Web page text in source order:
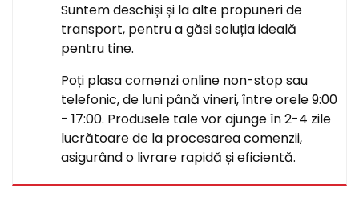
Suntem deschiși și la alte propuneri de
transport, pentru a găsi soluția ideală
pentru tine.
Poți plasa comenzi online non-stop sau
telefonic, de luni până vineri, între orele 9:00
- 17:00. Produsele tale vor ajunge în 2-4 zile
lucrătoare de la procesarea comenzii,
asigurând o livrare rapidă și eficientă.